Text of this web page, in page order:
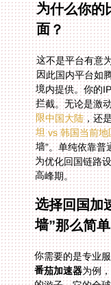
为什么你的
面？
这不是平台有意
因此国内平台如
境内提供。你的
拦截。无论是激
限中国大陆，还
坦 vs 韩国当前
高峰期。
选择回国加
墙”那么简单
你需要的是专业
番茄加速器为例
的游子
络状况
键连接